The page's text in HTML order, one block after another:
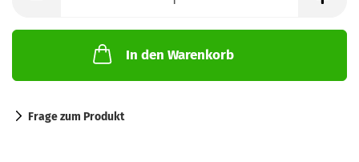
In den Warenkorb
Frage zum Produkt